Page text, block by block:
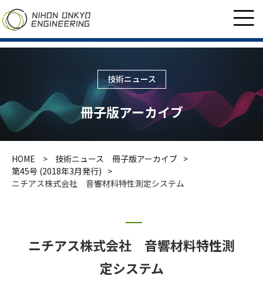
技術ニュース
冊子版アーカイブ
HOME
技術ニュース 冊子版アーカイブ
第45号 (2018年3月発行)
ニチアス株式会社 音響材料特性測定システム
ニチアス株式会社 音響材料特性測
定システム